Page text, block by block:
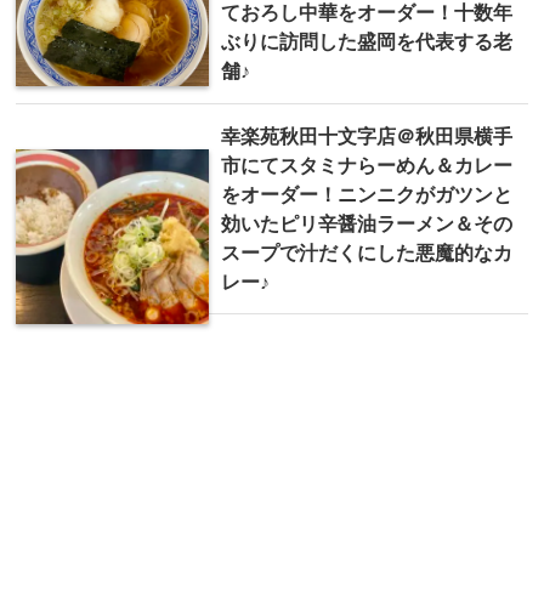
ておろし中華をオーダー！十数年
ぶりに訪問した盛岡を代表する老
舗♪
幸楽苑秋田十文字店＠秋田県横手
市にてスタミナらーめん＆カレー
をオーダー！ニンニクがガツンと
効いたピリ辛醤油ラーメン＆その
スープで汁だくにした悪魔的なカ
レー♪